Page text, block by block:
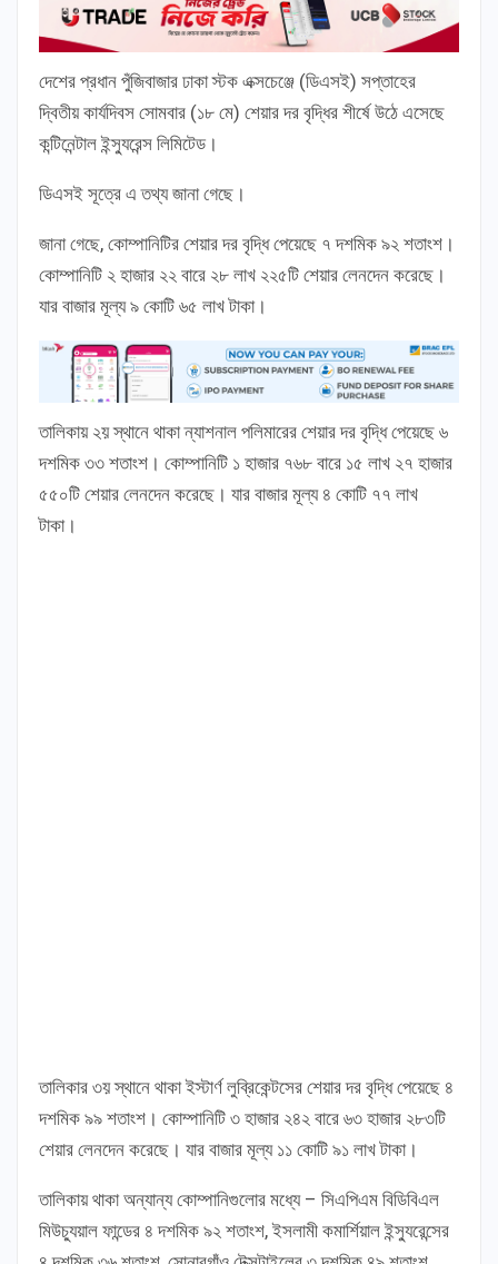
দেশের প্রধান পুঁজিবাজার ঢাকা স্টক এক্সচেঞ্জে (ডিএসই) সপ্তাহের
দ্বিতীয় কার্যদিবস সোমবার (১৮ মে) শেয়ার দর বৃদ্ধির শীর্ষে উঠে এসেছে
কন্টিনেন্টাল ইন্স্যুরেন্স লিমিটেড।
ডিএসই সূত্রে এ তথ্য জানা গেছে।
জানা গেছে, কোম্পানিটির শেয়ার দর বৃদ্ধি পেয়েছে ৭ দশমিক ৯২ শতাংশ।
কোম্পানিটি ২ হাজার ২২ বারে ২৮ লাখ ২২৫টি শেয়ার লেনদেন করেছে।
যার বাজার মূল্য ৯ কোটি ৬৫ লাখ টাকা।
তালিকায় ২য় স্থানে থাকা ন্যাশনাল পলিমারের শেয়ার দর বৃদ্ধি পেয়েছে ৬
দশমিক ৩৩ শতাংশ। কোম্পানিটি ১ হাজার ৭৬৮ বারে ১৫ লাখ ২৭ হাজার
৫৫০টি শেয়ার লেনদেন করেছে। যার বাজার মূল্য ৪ কোটি ৭৭ লাখ
টাকা।
তালিকার ৩য় স্থানে থাকা ইস্টার্ণ লুব্রিকেন্টসের শেয়ার দর বৃদ্ধি পেয়েছে ৪
দশমিক ৯৯ শতাংশ। কোম্পানিটি ৩ হাজার ২৪২ বারে ৬৩ হাজার ২৮৩টি
শেয়ার লেনদেন করেছে। যার বাজার মূল্য ১১ কোটি ৯১ লাখ টাকা।
তালিকায় থাকা অন্যান্য কোম্পানিগুলোর মধ্যে – সিএপিএম বিডিবিএল
মিউচ্যুয়াল ফান্ডের ৪ দশমিক ৯২ শতাংশ, ইসলামী কমার্শিয়াল ইন্স্যুরেন্সের